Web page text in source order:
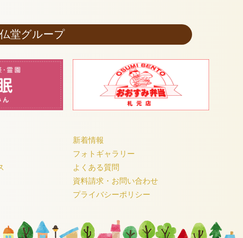
堂グループ
新着情報
フォトギャラリー
よくある質問
資料請求・お問い合わせ
プライバシーポリシー